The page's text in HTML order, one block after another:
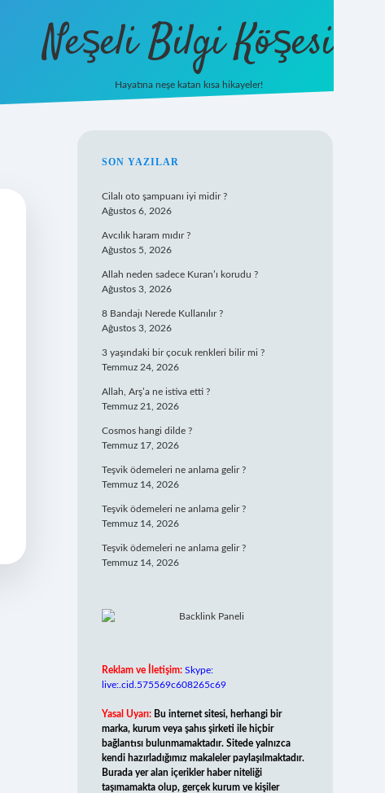
Neşeli Bilgi Köşesi
Hayatına neşe katan kısa hikayeler!
SIDEBAR
SON YAZILAR
Cilalı oto şampuanı iyi midir ?
Ağustos 6, 2026
Avcılık haram mıdır ?
Ağustos 5, 2026
Allah neden sadece Kuran’ı korudu ?
Ağustos 3, 2026
8 Bandajı Nerede Kullanılır ?
Ağustos 3, 2026
3 yaşındaki bir çocuk renkleri bilir mi ?
Temmuz 24, 2026
Allah, Arş’a ne istiva etti ?
Temmuz 21, 2026
Cosmos hangi dilde ?
Temmuz 17, 2026
Teşvik ödemeleri ne anlama gelir ?
Temmuz 14, 2026
Teşvik ödemeleri ne anlama gelir ?
Temmuz 14, 2026
Teşvik ödemeleri ne anlama gelir ?
Temmuz 14, 2026
Reklam ve İletişim: Skype:
live:.cid.575569c608265c69
Yasal Uyarı: Bu internet sitesi, herhangi bir
marka, kurum veya şahıs şirketi ile hiçbir
bağlantısı bulunmamaktadır. Sitede yalnızca
kendi hazırladığımız makaleler paylaşılmaktadır.
Burada yer alan içerikler haber niteliği
taşımamakta olup, gerçek kurum ve kişiler